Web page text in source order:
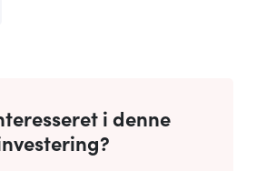
i denne